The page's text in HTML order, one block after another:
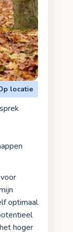
locatie
optimaal
hoger